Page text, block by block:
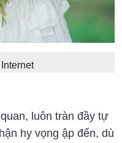
luôn tràn đầy tự
hy vọng ập đến, dù